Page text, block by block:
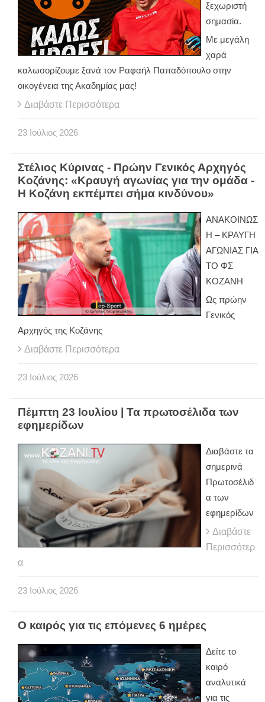
ξεχωριστή
σημασία.
Με μεγάλη
χαρά
καλωσορίζουμε ξανά τον Ραφαήλ Παπαδόπουλο στην
οικογένεια της Ακαδημίας μας!
Διαβάστε Περισσότερα
23 Ιούλιος 2026
Στέλιος Κύρινας - Πρώην Γενικός Αρχηγός
Κοζάνης: «Κραυγή αγωνίας για την ομάδα -
Η Κοζάνη εκπέμπει σήμα κινδύνου»
ΑΝΑΚΟΙΝΩΣ
Η – ΚΡΑΥΓΗ
ΑΓΩΝΙΑΣ ΓΙΑ
ΤΟ ΦΣ
ΚΟΖΑΝΗ
Ως πρώην
Γενικός
Αρχηγός της Κοζάνης
Διαβάστε Περισσότερα
23 Ιούλιος 2026
Πέμπτη 23 Ιουλίου | Τα πρωτοσέλιδα των
εφημερίδων
Διαβάστε τα
σημερινά
Πρωτοσέλιδ
α των
εφημερίδων
Διαβάστε
Περισσότερ
α
23 Ιούλιος 2026
Ο καιρός για τις επόμενες 6 ημέρες
Δείτε το
καιρό
αναλυτικά
για τις